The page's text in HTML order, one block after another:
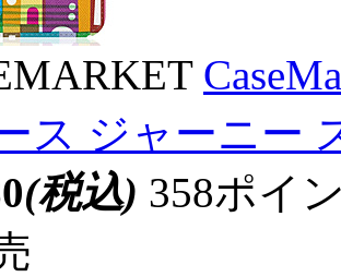
ス ジャーニー
(税込) 358ポイ